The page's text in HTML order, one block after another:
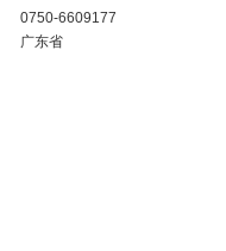
0750-6609177
广东省